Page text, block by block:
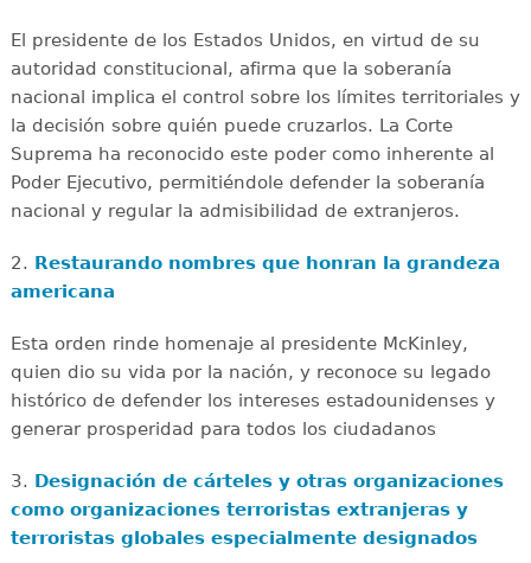
El presidente de los Estados Unidos, en virtud de su
autoridad constitucional, afirma que la soberanía
nacional implica el control sobre los límites territoriales y
la decisión sobre quién puede cruzarlos. La Corte
Suprema ha reconocido este poder como inherente al
Poder Ejecutivo, permitiéndole defender la soberanía
nacional y regular la admisibilidad de extranjeros.
2. Restaurando nombres que honran la grandeza
americana
Esta orden rinde homenaje al presidente McKinley,
quien dio su vida por la nación, y reconoce su legado
histórico de defender los intereses estadounidenses y
generar prosperidad para todos los ciudadanos
3. Designación de cárteles y otras organizaciones
como organizaciones terroristas extranjeras y
terroristas globales especialmente designados